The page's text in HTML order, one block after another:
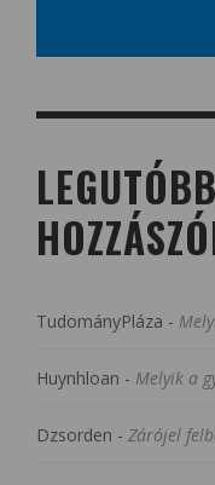
TudományPláza -
Huynhloan - Melyik a
Dzsorden - Zárójel